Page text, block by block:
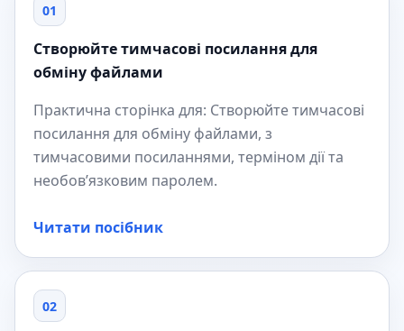
01
Створюйте тимчасові посилання для
обміну файлами
Практична сторінка для: Створюйте тимчасові
посилання для обміну файлами, з
тимчасовими посиланнями, терміном дії та
необов’язковим паролем.
Читати посібник
02